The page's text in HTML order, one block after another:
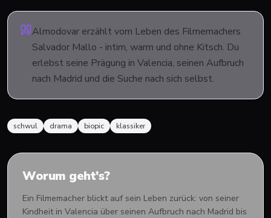
Almodovar erzählt vom Leben des Filmemachers
Salvador Mallo - intim, warm und ohne Kitsch. Du
erlebst seine Prägung in Valencia, seinen Aufbruch
nach Madrid und die Suche nach sich selbst.
schwul drama biopic klassiker
Worum geht's?
Ein Filmemacher blickt auf sein Leben zurück: von seiner
Kindheit in Valencia über seinen Aufbruch nach Madrid bis